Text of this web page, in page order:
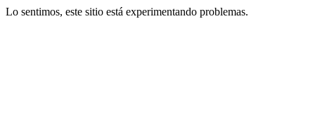
Lo sentimos, este sitio está experimentando problemas.